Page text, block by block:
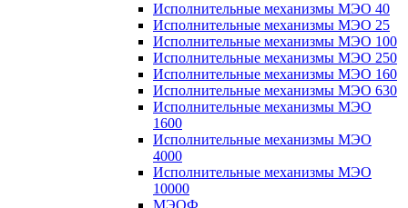
Исполнительные механизмы МЭО 40
Исполнительные механизмы МЭО 25
Исполнительные механизмы МЭО 100
Исполнительные механизмы МЭО 250
Исполнительные механизмы МЭО 160
Исполнительные механизмы МЭО 630
Исполнительные механизмы МЭО
1600
Исполнительные механизмы МЭО
4000
Исполнительные механизмы МЭО
10000
МЭОФ